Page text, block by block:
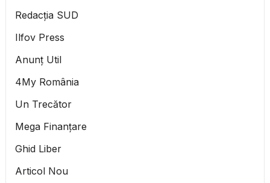
Redacția SUD
Ilfov Press
Anunț Util
4My România
Un Trecător
Mega Finanțare
Ghid Liber
Articol Nou